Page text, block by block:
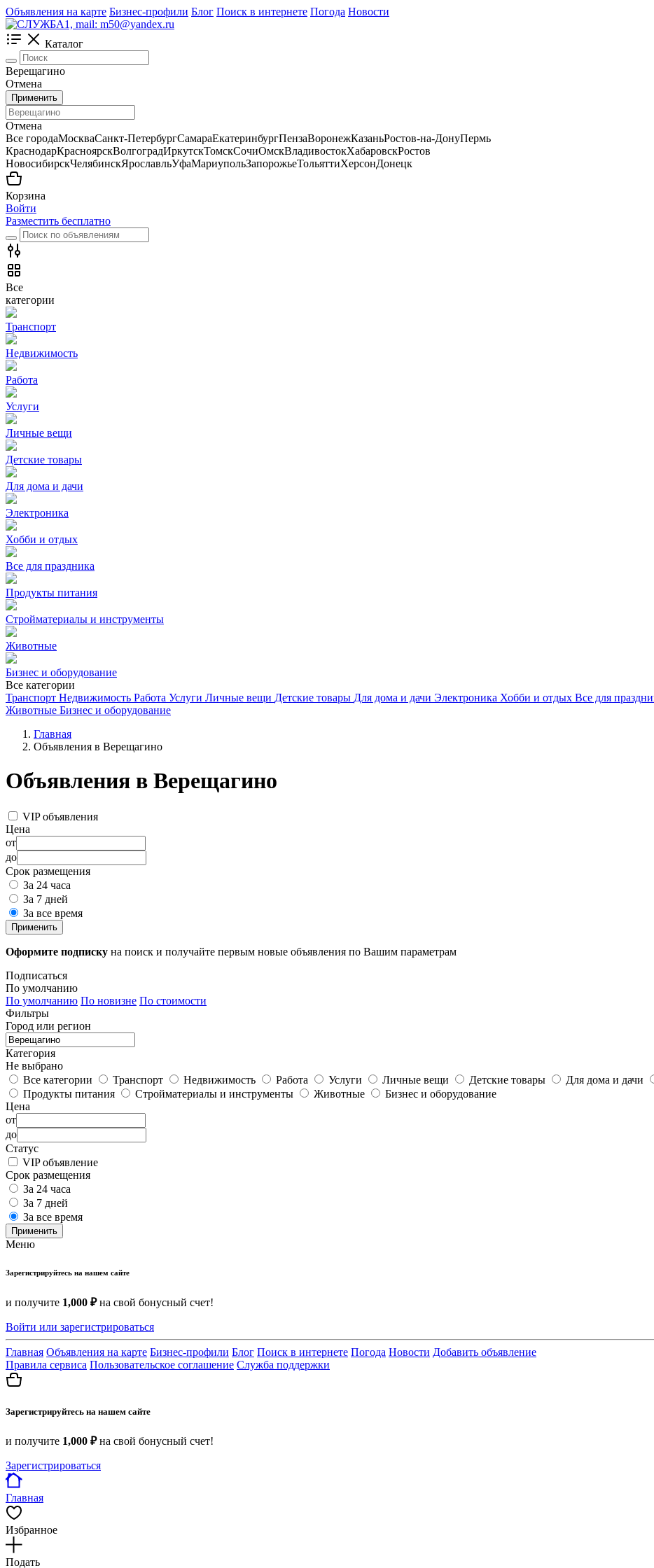
Объявления на карте Бизнес-профили Блог Поиск в интернете Погода Новости
Каталог
Верещагино
Отмена
Применить
Отмена
Все городаМоскваСанкт-ПетербургСамараЕкатеринбургПензаВоронежКазаньРостов-на-ДонуПермь
КраснодарКрасноярскВолгоградИркутскТомскСочиОмскВладивостокХабаровскРостов
НовосибирскЧелябинскЯрославльУфаМариупольЗапорожьеТольяттиХерсонДонецк
Корзина
Войти
Разместить бесплатно
Все
категории
Транспорт
Недвижимость
Работа
Услуги
Личные вещи
Детские товары
Для дома и дачи
Электроника
Хобби и отдых
Все для праздника
Продукты питания
Стройматериалы и инструменты
Животные
Бизнес и оборудование
Все категории
Транспорт Недвижимость Работа Услуги Личные вещи Детские товары Для дома и дачи Электроника Хобби и отдых Все для
Животные Бизнес и оборудование
Главная
Объявления в Верещагино
Объявления в Верещагино
VIP объявления
Цена
от
до
Срок размещения
За 24 часа
За 7 дней
За все время
Применить
Оформите подписку на поиск и получайте первым новые объявления по Вашим параметрам
Подписаться
По умолчанию
По умолчанию По новизне По стоимости
Фильтры
Город или регион
Категория
Не выбрано
Все категории
Транспорт Недвижимость Работа Услуги Личные вещи Детские товары Для дома и дачи
Продукты питания
Стройматериалы и инструменты Животные
Бизнес и оборудование
Цена
от
до
Статус
VIP объявление
Срок размещения
За 24 часа
За 7 дней
За все время
Применить
Меню
Зарегистрируйтесь на нашем сайте
и получите 1,000 ₽на свой бонусный счет!
Войти или зарегистрироваться
Главная Объявления на карте Бизнес-профили Блог Поиск в интернете Погода Новости Добавить объявление
Правила сервиса Пользовательское соглашение Служба поддержки
Зарегистрируйтесь на нашем сайте
и получите 1,000 ₽на свой бонусный счет!
Зарегистрироваться
Главная
Избранное
Подать